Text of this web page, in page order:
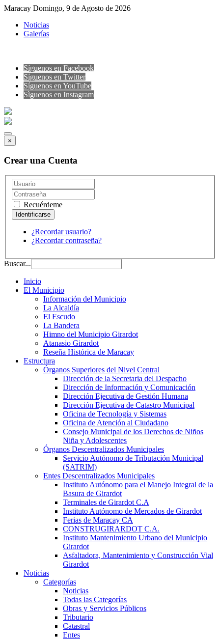
Maracay Domingo, 9 de Agosto de 2026
Noticias
Galerías
Síguenos en Facebook
Síguenos en Twitter
Síguenos en YouTube
Sìguenos en Instagram
×
Crear una Cuenta
Recuérdeme
¿Recordar usuario?
¿Recordar contraseña?
Buscar...
Inicio
El Municipio
Información del Municipio
La Alcaldía
El Escudo
La Bandera
Himno del Municipio Girardot
Atanasio Girardot
Reseña Histórica de Maracay
Estructura
Órganos Superiores del Nivel Central
Dirección de la Secretaria del Despacho
Dirección de Información y Comunicación
Dirección Ejecutiva de Gestión Humana
Dirección Ejecutiva de Catastro Municipal
Oficina de Tecnología y Sistemas
Oficina de Atención al Ciudadano
Consejo Municipal de los Derechos de Niños
Niña y Adolescentes
Órganos Descentralizados Municipales
Servicio Autónomo de Tributación Municipal
(SATRIM)
Entes Descentralizados Municipales
Instituto Autónomo para el Manejo Integral de la
Basura de Girardot
Terminales de Girardot C.A
Instituto Autónomo de Mercados de Girardot
Ferias de Maracay CA
CONSTRUGIRARDOT C.A.
Instituto Mantenimiento Urbano del Municipio
Girardot
Asfaltadora, Mantenimiento y Construcción Vial
Girardot
Noticias
Categorías
Noticias
Todas las Categorías
Obras y Servicios Públicos
Tributario
Catastral
Entes